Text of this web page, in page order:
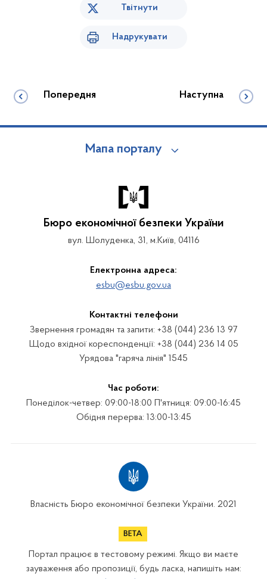
Твітнути
Надрукувати
Попередня Наступна
Мапа порталу
Бюро економічної безпеки України
вул. Шолуденка, 31, м.Київ, 04116
Електронна адреса:
esbu@esbu.gov.ua
Контактні телефони
Звернення громадян та запити: +38 (044) 236 13 97
Щодо вхідної кореспонденції: +38 (044) 236 14 05
Урядова "гаряча лінія" 1545
Час роботи:
Понеділок-четвер: 09:00-18:00 П'ятниця: 09:00-16:45
Обідня перерва: 13:00-13:45
Власність Бюро економічної безпеки України. 2021
Портал працює в тестовому режимі. Якщо ви маєте
зауваження або пропозиції, будь ласка, напишіть нам: